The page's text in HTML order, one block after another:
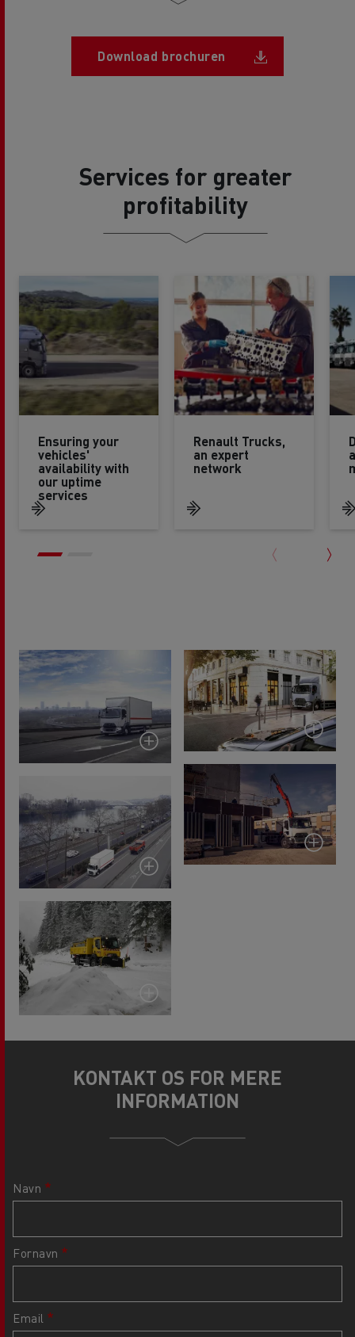
Download brochuren Document
Services for greater
profitability
Ensuring your
vehicles'
availability with
our uptime
services
Renault Trucks,
an expert
network
KONTAKT OS FOR MERE
INFORMATION
Navn
Fornavn
Email